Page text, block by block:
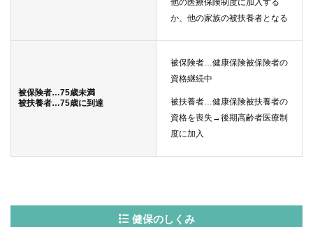
か、他の家族の被扶養者となる
被保険者…75歳未満
被扶養者…75歳に到達
被保険者…健康保険被保険者の
資格継続中
被扶養者…健康保険被扶養者の
資格を喪失→後期高齢者医療制
度に加入
健保のしくみ